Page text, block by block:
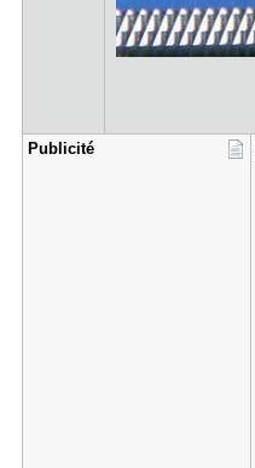
Publicité